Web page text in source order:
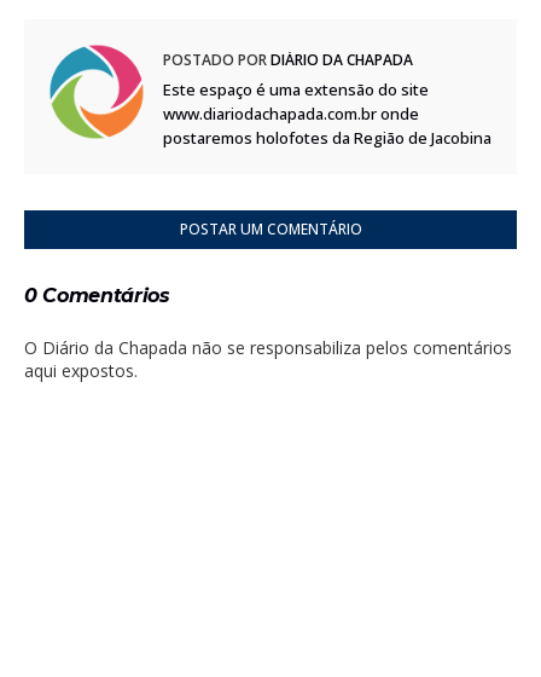
POSTADO PORDIÁRIO DA CHAPADA
Este espaço é uma extensão do site
www.diariodachapada.com.br onde
postaremos holofotes da Região de Jacobina
POSTAR UM COMENTÁRIO
0 Comentários
O Diário da Chapada não se responsabiliza pelos comentários
aqui expostos.